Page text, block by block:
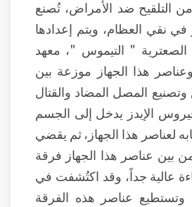
التلقيح ضد الأمراض، تُصنع
في نقي العظام، ويتم إعدادها
الصعترية " التيموس "، معهد
وعناصر هذا الجهاز موزعة بين
المصل المضاد والقتال
الإيدز يدخل إلى الجسم
لعناصر هذا الجهاز، ثم يقضي
بين عناصر هذا الجهاز فرقة
عالية جداً، وقد اكتُشفت في
وتستطيع عناصر هذه الفرقة